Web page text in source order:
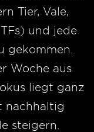
Tier, Vale,
und jede
gekommen.
Woche aus
liegt ganz
nachhaltig
steigern.